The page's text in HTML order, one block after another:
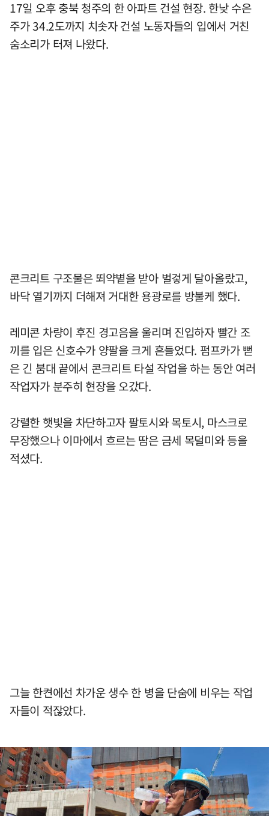
17일 오후 충북 청주의 한 아파트 건설 현장. 한낮 수은
주가 34.2도까지 치솟자 건설 노동자들의 입에서 거친
숨소리가 터져 나왔다.
콘크리트 구조물은 뙤약볕을 받아 벌겋게 달아올랐고,
바닥 열기까지 더해져 거대한 용광로를 방불케 했다.
레미콘 차량이 후진 경고음을 울리며 진입하자 빨간 조
끼를 입은 신호수가 양팔을 크게 흔들었다. 펌프카가 뻗
은 긴 붐대 끝에서 콘크리트 타설 작업을 하는 동안 여러
작업자가 분주히 현장을 오갔다.
강렬한 햇빛을 차단하고자 팔토시와 목토시, 마스크로
무장했으나 이마에서 흐르는 땀은 금세 목덜미와 등을
적셨다.
그늘 한켠에선 차가운 생수 한 병을 단숨에 비우는 작업
자들이 적잖았다.